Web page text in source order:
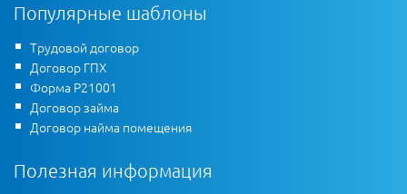
Популярные шаблоны
Трудовой договор
Договор ГПХ
Форма Р21001
Договор займа
Договор найма помещения
Полезная информация